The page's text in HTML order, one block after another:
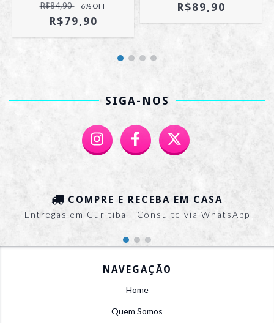
R$84,90 6% OFF
R$79,90
R$89,90
SIGA-NOS
COMPRE E RECEBA EM CASA
Entregas em Curitiba - Consulte via WhatsApp
NAVEGAÇÃO
Home
Quem Somos